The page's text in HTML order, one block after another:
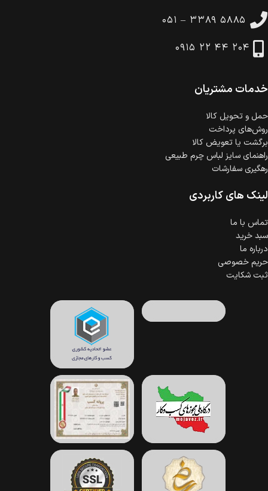
در هنگام خرید محصول، امکان انتخاب پرداخت در محل
وجود دارد.
است.
گارانتی معتبر برای تمامی محصولات ارائه می‌شود.
۰۵۱ – ۳۳۸۹ ۵۸۸۵
۰۹۱۵ ۲۲ ۴۴ ۲۰۴
خدمات مشتریان
حمل‌ و تحویل کالا
روش‌های پرداخت
برگشت یا تعویض کالا
راهنمای سایز لباس چرم طبیعی
رهگیری سفارشات
لینک های کاربردی
تماس با ما
سبد خرید
درباره ما
حریم خصوصی
ثبت شکایت